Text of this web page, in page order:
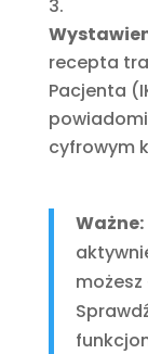
recepta
Pacjenta
cyfrowym
Ważne: